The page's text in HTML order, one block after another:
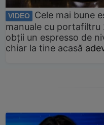
VIDEO
Cele mai bune
manuale cu portafiltru
obții un espresso de
chiar la tine acasă